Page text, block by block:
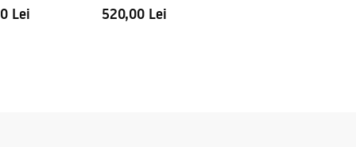
Lei 520,00 Lei